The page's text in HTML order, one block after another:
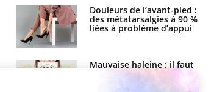
Douleurs de l’avant-pied :
des métatarsalgies à 90 %
liées à problème d’appui
Mauvaise haleine : il faut
améliorer l’hygiène